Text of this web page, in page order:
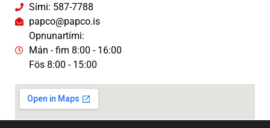
Sími: 587-7788
papco@papco.is
Opnunartími:
Mán - fim 8:00 - 16:00
Fös 8:00 - 15:00